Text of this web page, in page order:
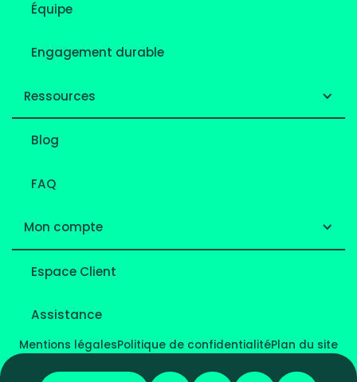
Équipe
Engagement durable
Ressources
Blog
FAQ
Mon compte
Espace Client
Assistance
Mentions légalesPolitique de confidentialitéPlan du site